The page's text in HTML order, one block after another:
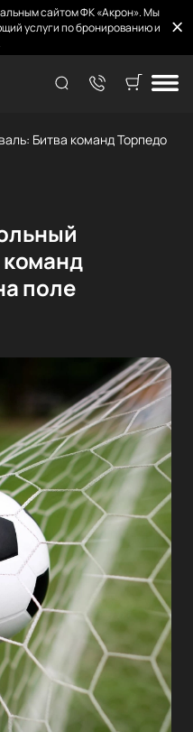
сайтом ФК «Акрон». Мы
услуги по бронированию и
Битва команд Торпедо
поле